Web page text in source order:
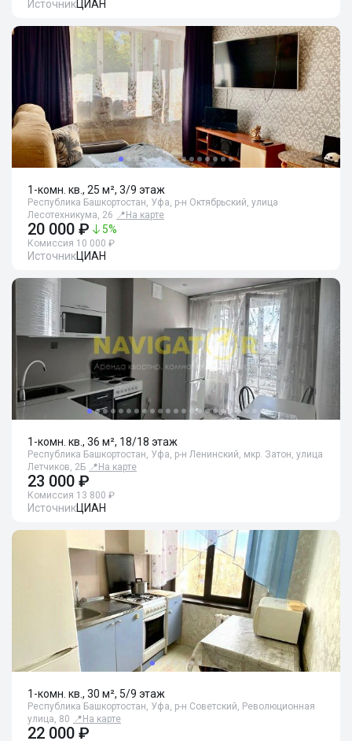
ИсточникЦИАН
1-комн. кв., 25 м², 3/9 этаж
Республика Башкортостан, Уфа, р-н Октябрьский, улица
Лесотехникума, 26 📍 На карте
20 000 ₽ 5%
Комиссия 10 000 ₽
ИсточникЦИАН
1-комн. кв., 36 м², 18/18 этаж
Республика Башкортостан, Уфа, р-н Ленинский, мкр. Затон, улица
Летчиков, 2Б 📍 На карте
23 000 ₽
Комиссия 13 800 ₽
ИсточникЦИАН
1-комн. кв., 30 м², 5/9 этаж
Республика Башкортостан, Уфа, р-н Советский, Революционная
улица, 80 📍 На карте
22 000 ₽